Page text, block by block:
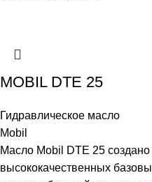
MOBIL DTE 25
Гидравлическое масло
Mobil
Масло Mobil DTE 25
высококачественных